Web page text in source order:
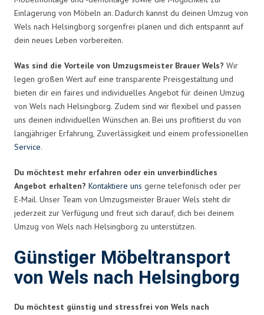
Einlagerung von Möbeln an. Dadurch kannst du deinen Umzug von
Wels nach Helsingborg sorgenfrei planen und dich entspannt auf
dein neues Leben vorbereiten.
Was sind die Vorteile von Umzugsmeister Brauer Wels? Wir
legen großen Wert auf eine transparente Preisgestaltung und
bieten dir ein faires und individuelles Angebot für deinen Umzug
von Wels nach Helsingborg. Zudem sind wir flexibel und passen
uns deinen individuellen Wünschen an. Bei uns profitierst du von
langjähriger Erfahrung, Zuverlässigkeit und einem professionellen
Service.
Du möchtest mehr erfahren oder ein unverbindliches
Angebot erhalten? Kontaktiere uns gerne telefonisch oder per
E-Mail. Unser Team von Umzugsmeister Brauer Wels steht dir
jederzeit zur Verfügung und freut sich darauf, dich bei deinem
Umzug von Wels nach Helsingborg zu unterstützen.
Günstiger Möbeltransport
von Wels nach Helsingborg
Du möchtest günstig und stressfrei von Wels nach